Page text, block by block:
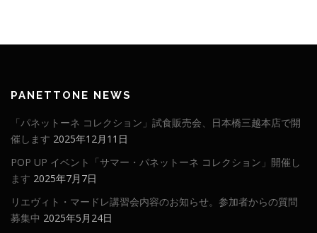
PANETTONE NEWS
「パネットーネ コレクション」試食販売会、日本橋三越本店で開
催します 2025年12月11日
POP UP イベント「サマー・パネットーネ コレクション」開催し
ます 2025年7月7日
リエヴィト・マードレ講習会内容のお知らせ。参加者からの質問
募集中 2025年5月24日